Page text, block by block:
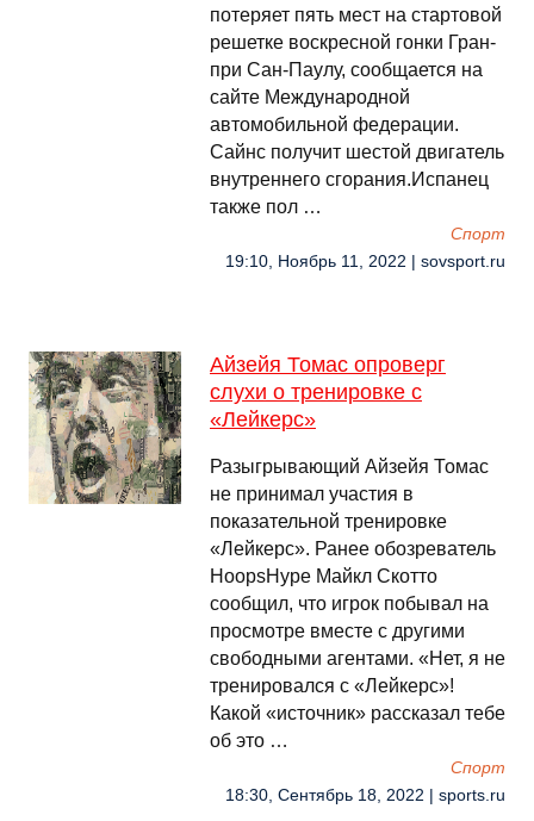
потеряет пять мест на стартовой
решетке воскресной гонки Гран-
при Сан-Паулу, сообщается на
сайте Международной
автомобильной федерации.
Сайнс получит шестой двигатель
внутреннего сгорания.Испанец
также пол …
Спорт
19:10, Ноябрь 11, 2022 | sovsport.ru
Айзейя Томас опроверг
слухи о тренировке с
«Лейкерс»
Разыгрывающий Айзейя Томас
не принимал участия в
показательной тренировке
«Лейкерс». Ранее обозреватель
HoopsHype Майкл Скотто
сообщил, что игрок побывал на
просмотре вместе с другими
свободными агентами. «Нет, я не
тренировался с «Лейкерс»!
Какой «источник» рассказал тебе
об это …
Спорт
18:30, Сентябрь 18, 2022 | sports.ru